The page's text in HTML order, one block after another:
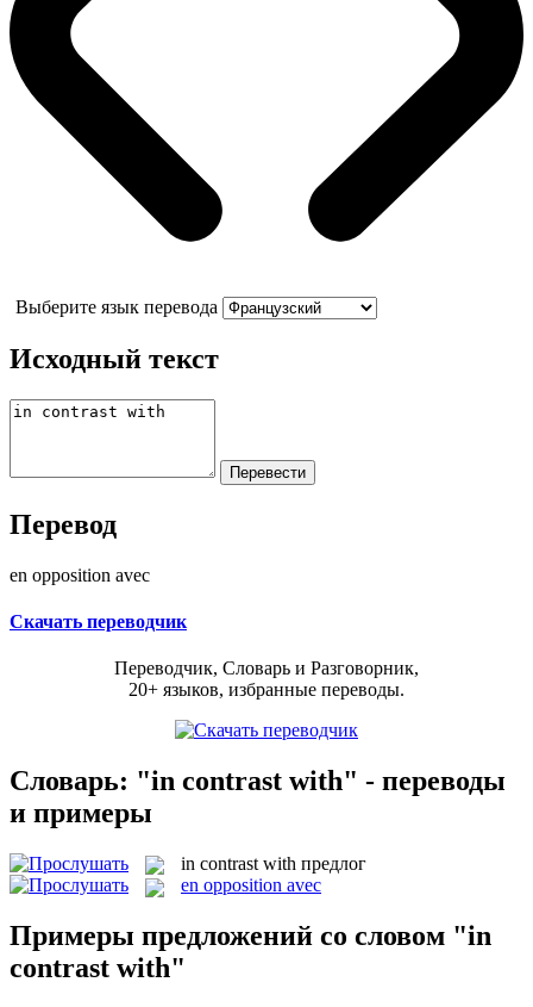
Выберите язык перевода
Исходный текст
Перевод
en opposition avec
Скачать переводчик
Переводчик, Словарь и Разговорник,
20+ языков, избранные переводы.
Словарь: "in contrast with" - переводы
и примеры
in contrast with предлог
en opposition avec
Примеры предложений со словом "in
contrast with"